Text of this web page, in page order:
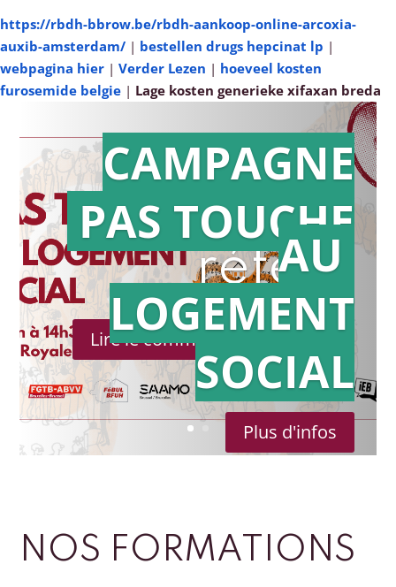
https://rbdh-bbrow.be/rbdh-aankoop-online-arcoxia-
auxib-amsterdam/ | bestellen drugs hepcinat lp |
webpagina hier | Verder Lezen | hoeveel kosten
furosemide belgie | Lage kosten generieke xifaxan breda
Action en
référé
Lire le communiqué de presse
CAMPAGNE
PAS TOUCHE
AU
LOGEMENT
SOCIAL
Plus d'infos
NOS FORMATIONS